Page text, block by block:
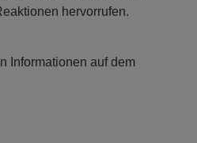
hervorrufen.
Informationen auf dem